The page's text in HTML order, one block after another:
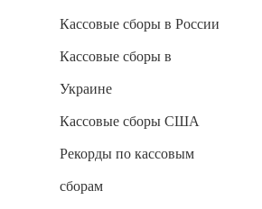
Кассовые сборы в России
Кассовые сборы в
Украине
Кассовые сборы США
Рекорды по кассовым
сборам